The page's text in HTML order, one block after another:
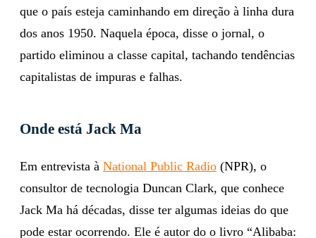
que o país esteja caminhando em direção à linha dura
dos anos 1950. Naquela época, disse o jornal, o
partido eliminou a classe capital, tachando tendências
capitalistas de impuras e falhas.
Onde está Jack Ma
Em entrevista à National Public Radio (NPR), o
consultor de tecnologia Duncan Clark, que conhece
Jack Ma há décadas, disse ter algumas ideias do que
pode estar ocorrendo. Ele é autor do o livro “Alibaba: